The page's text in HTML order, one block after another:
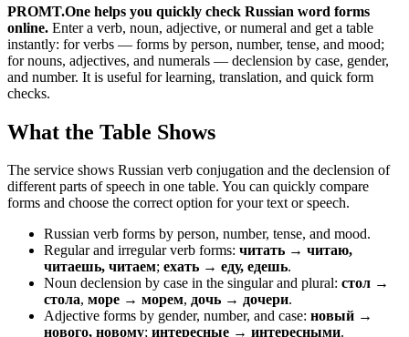
PROMT.One helps you quickly check Russian word forms
online. Enter a verb, noun, adjective, or numeral and get a table
instantly: for verbs — forms by person, number, tense, and mood;
for nouns, adjectives, and numerals — declension by case, gender,
and number. It is useful for learning, translation, and quick form
checks.
What the Table Shows
The service shows Russian verb conjugation and the declension of
different parts of speech in one table. You can quickly compare
forms and choose the correct option for your text or speech.
Russian verb forms by person, number, tense, and mood.
Regular and irregular verb forms: читать → читаю,
читаешь, читаем; ехать → еду, едешь.
Noun declension by case in the singular and plural: стол →
стола, море → морем, дочь → дочери.
Adjective forms by gender, number, and case: новый →
нового, новому; интересные → интересными.